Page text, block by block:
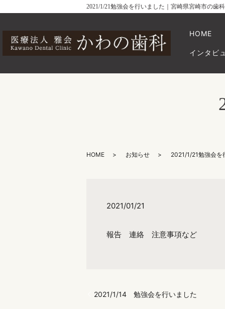
2021/1/21勉強会を行いました｜宮崎県宮崎市の歯
HOME
インタビ
HOME お知らせ 2021/1/21勉強会を
2021/01/21
報告 連絡 注意事項など
2021/1/14 勉強会を行いました